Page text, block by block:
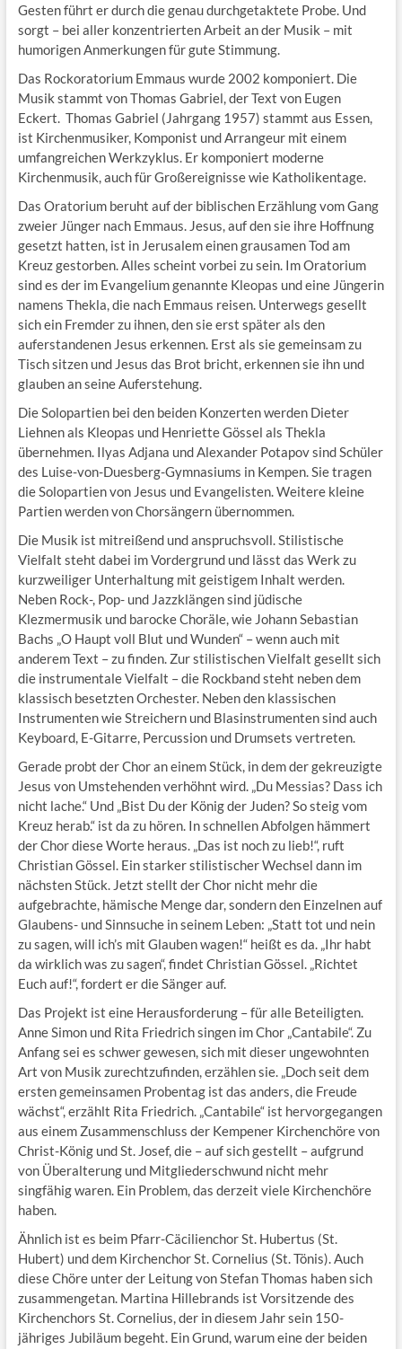
Gesten führt er durch die genau durchgetaktete Probe. Und
sorgt – bei aller konzentrierten Arbeit an der Musik – mit
humorigen Anmerkungen für gute Stimmung.
Das Rockoratorium Emmaus wurde 2002 komponiert. Die
Musik stammt von Thomas Gabriel, der Text von Eugen
Eckert. Thomas Gabriel (Jahrgang 1957) stammt aus Essen,
ist Kirchenmusiker, Komponist und Arrangeur mit einem
umfangreichen Werkzyklus. Er komponiert moderne
Kirchenmusik, auch für Großereignisse wie Katholikentage.
Das Oratorium beruht auf der biblischen Erzählung vom Gang
zweier Jünger nach Emmaus. Jesus, auf den sie ihre Hoffnung
gesetzt hatten, ist in Jerusalem einen grausamen Tod am
Kreuz gestorben. Alles scheint vorbei zu sein. Im Oratorium
sind es der im Evangelium genannte Kleopas und eine Jüngerin
namens Thekla, die nach Emmaus reisen. Unterwegs gesellt
sich ein Fremder zu ihnen, den sie erst später als den
auferstandenen Jesus erkennen. Erst als sie gemeinsam zu
Tisch sitzen und Jesus das Brot bricht, erkennen sie ihn und
glauben an seine Auferstehung.
Die Solopartien bei den beiden Konzerten werden Dieter
Liehnen als Kleopas und Henriette Gössel als Thekla
übernehmen. Ilyas Adjana und Alexander Potapov sind Schüler
des Luise-von-Duesberg-Gymnasiums in Kempen. Sie tragen
die Solopartien von Jesus und Evangelisten. Weitere kleine
Partien werden von Chorsängern übernommen.
Die Musik ist mitreißend und anspruchsvoll. Stilistische
Vielfalt steht dabei im Vordergrund und lässt das Werk zu
kurzweiliger Unterhaltung mit geistigem Inhalt werden.
Neben Rock-, Pop- und Jazzklängen sind jüdische
Klezmermusik und barocke Choräle, wie Johann Sebastian
Bachs „O Haupt voll Blut und Wunden“ – wenn auch mit
anderem Text – zu finden. Zur stilistischen Vielfalt gesellt sich
die instrumentale Vielfalt – die Rockband steht neben dem
klassisch besetzten Orchester. Neben den klassischen
Instrumenten wie Streichern und Blasinstrumenten sind auch
Keyboard, E-Gitarre, Percussion und Drumsets vertreten.
Gerade probt der Chor an einem Stück, in dem der gekreuzigte
Jesus von Umstehenden verhöhnt wird. „Du Messias? Dass ich
nicht lache.“ Und „Bist Du der König der Juden? So steig vom
Kreuz herab.“ ist da zu hören. In schnellen Abfolgen hämmert
der Chor diese Worte heraus. „Das ist noch zu lieb!“, ruft
Christian Gössel. Ein starker stilistischer Wechsel dann im
nächsten Stück. Jetzt stellt der Chor nicht mehr die
aufgebrachte, hämische Menge dar, sondern den Einzelnen auf
Glaubens- und Sinnsuche in seinem Leben: „Statt tot und nein
zu sagen, will ich’s mit Glauben wagen!“ heißt es da. „Ihr habt
da wirklich was zu sagen“, findet Christian Gössel. „Richtet
Euch auf!“, fordert er die Sänger auf.
Das Projekt ist eine Herausforderung – für alle Beteiligten.
Anne Simon und Rita Friedrich singen im Chor „Cantabile“. Zu
Anfang sei es schwer gewesen, sich mit dieser ungewohnten
Art von Musik zurechtzufinden, erzählen sie. „Doch seit dem
ersten gemeinsamen Probentag ist das anders, die Freude
wächst“, erzählt Rita Friedrich. „Cantabile“ ist hervorgegangen
aus einem Zusammenschluss der Kempener Kirchenchöre von
Christ-König und St. Josef, die – auf sich gestellt – aufgrund
von Überalterung und Mitgliederschwund nicht mehr
singfähig waren. Ein Problem, das derzeit viele Kirchenchöre
haben.
Ähnlich ist es beim Pfarr-Cäcilienchor St. Hubertus (St.
Hubert) und dem Kirchenchor St. Cornelius (St. Tönis). Auch
diese Chöre unter der Leitung von Stefan Thomas haben sich
zusammengetan. Martina Hillebrands ist Vorsitzende des
Kirchenchors St. Cornelius, der in diesem Jahr sein 150-
jähriges Jubiläum begeht. Ein Grund, warum eine der beiden